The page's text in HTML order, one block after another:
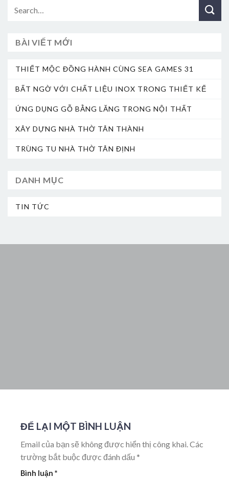
BÀI VIẾT MỚI
THIẾT MỘC ĐỒNG HÀNH CÙNG SEA GAMES 31
BẤT NGỜ VỚI CHẤT LIỆU INOX TRONG THIẾT KẾ
ỨNG DỤNG GỖ BẰNG LĂNG TRONG NỘI THẤT
XÂY DỰNG NHÀ THỜ TÂN THÀNH
TRÙNG TU NHÀ THỜ TÂN ĐỊNH
DANH MỤC
TIN TỨC
ĐỂ LẠI MỘT BÌNH LUẬN
Email của bạn sẽ không được hiển thị công khai.Các
trường bắt buộc được đánh dấu *
Bình luận *